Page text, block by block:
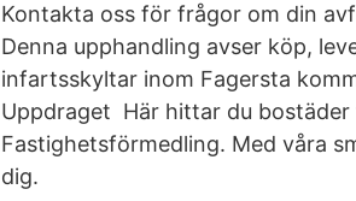
Kontakta oss för frågor om din
Denna upphandling avser köp,
infartsskyltar inom Fagersta
Uppdraget Här hittar du bostäder
Fastighetsförmedling. Med våra
dig.